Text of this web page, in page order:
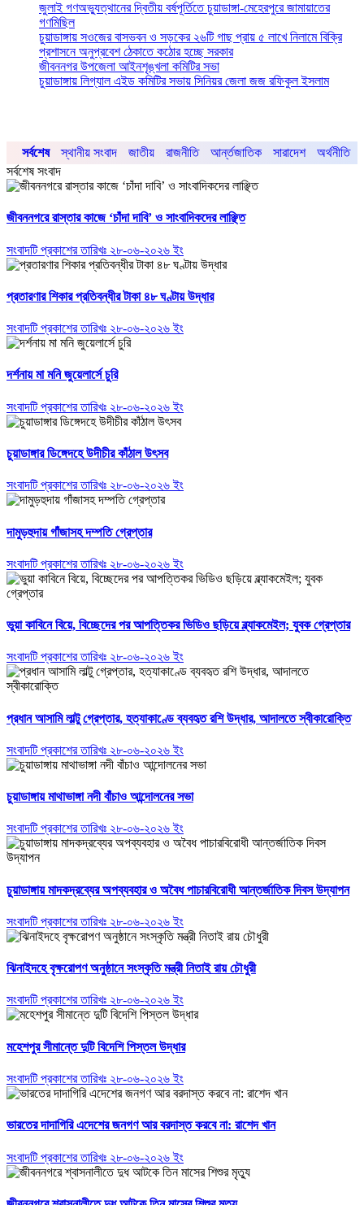
জুলাই গণঅভ্যুত্থানের দ্বিতীয় বর্ষপূর্তিতে চুয়াডাঙ্গা-মেহেরপুরে জামায়াতের
গণমিছিল
চুয়াডাঙ্গায় সওজের বাসভবন ও সড়কের ২৬টি গাছ প্রায় ৫ লাখে নিলামে বিক্রি
প্রশাসনে অনুপ্রবেশ ঠেকাতে কঠোর হচ্ছে সরকার
জীবননগর উপজেলা আইনশৃঙ্খলা কমিটির সভা
চুয়াডাঙ্গায় লিগ্যাল এইড কমিটির সভায় সিনিয়র জেলা জজ রফিকুল ইসলাম
সর্বশেষ স্থানীয় সংবাদ জাতীয় রাজনীতি আর্ন্তজাতিক সারাদেশ অর্থনীতি
সর্বশেষ সংবাদ
জীবননগরে রাস্তার কাজে ‘চাঁদা দাবি’ ও সাংবাদিকদের লাঞ্ছিত
সংবাদটি প্রকাশের তারিখঃ ২৮-০৬-২০২৬ ইং
প্রতারণার শিকার প্রতিবন্ধীর টাকা ৪৮ ঘণ্টায় উদ্ধার
সংবাদটি প্রকাশের তারিখঃ ২৮-০৬-২০২৬ ইং
দর্শনায় মা মনি জুয়েলার্সে চুরি
সংবাদটি প্রকাশের তারিখঃ ২৮-০৬-২০২৬ ইং
চুয়াডাঙ্গার ডিঙ্গেদহে উদীচীর কাঁঠাল উৎসব
সংবাদটি প্রকাশের তারিখঃ ২৮-০৬-২০২৬ ইং
দামুড়হুদায় গাঁজাসহ দম্পতি গ্রেপ্তার
সংবাদটি প্রকাশের তারিখঃ ২৮-০৬-২০২৬ ইং
ভুয়া কাবিনে বিয়ে, বিচ্ছেদের পর আপত্তিকর ভিডিও ছড়িয়ে ব্ল্যাকমেইল; যুবক গ্রেপ্তার
সংবাদটি প্রকাশের তারিখঃ ২৮-০৬-২০২৬ ইং
প্রধান আসামি লাল্টু গ্রেপ্তার, হত্যাকাণ্ডে ব্যবহৃত রশি উদ্ধার, আদালতে স্বীকারোক্তি
সংবাদটি প্রকাশের তারিখঃ ২৮-০৬-২০২৬ ইং
চুয়াডাঙ্গায় মাথাভাঙ্গা নদী বাঁচাও আন্দোলনের সভা
সংবাদটি প্রকাশের তারিখঃ ২৮-০৬-২০২৬ ইং
চুয়াডাঙ্গায় মাদকদ্রব্যের অপব্যবহার ও অবৈধ পাচারবিরোধী আন্তর্জাতিক দিবস উদ্যাপন
সংবাদটি প্রকাশের তারিখঃ ২৮-০৬-২০২৬ ইং
ঝিনাইদহে বৃক্ষরোপণ অনুষ্ঠানে সংস্কৃতি মন্ত্রী নিতাই রায় চৌধুরী
সংবাদটি প্রকাশের তারিখঃ ২৮-০৬-২০২৬ ইং
মহেশপুর সীমান্তে দুটি বিদেশি পিস্তল উদ্ধার
সংবাদটি প্রকাশের তারিখঃ ২৮-০৬-২০২৬ ইং
ভারতের দাদাগিরি এদেশের জনগণ আর বরদাস্ত করবে না: রাশেদ খান
সংবাদটি প্রকাশের তারিখঃ ২৮-০৬-২০২৬ ইং